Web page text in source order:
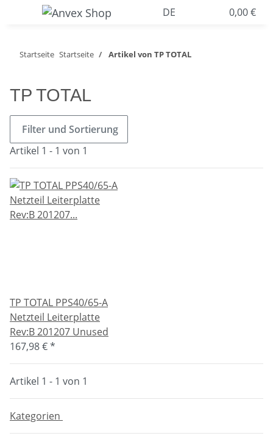
DE 0,00 €
Startseite Startseite Artikel von TP TOTAL
TP TOTAL
Filter und Sortierung
Artikel 1 - 1 von 1
TP TOTAL PPS40/65-A
Netzteil Leiterplatte
Rev:B 201207 Unused
167,98 €*
Artikel 1 - 1 von 1
Kategorien